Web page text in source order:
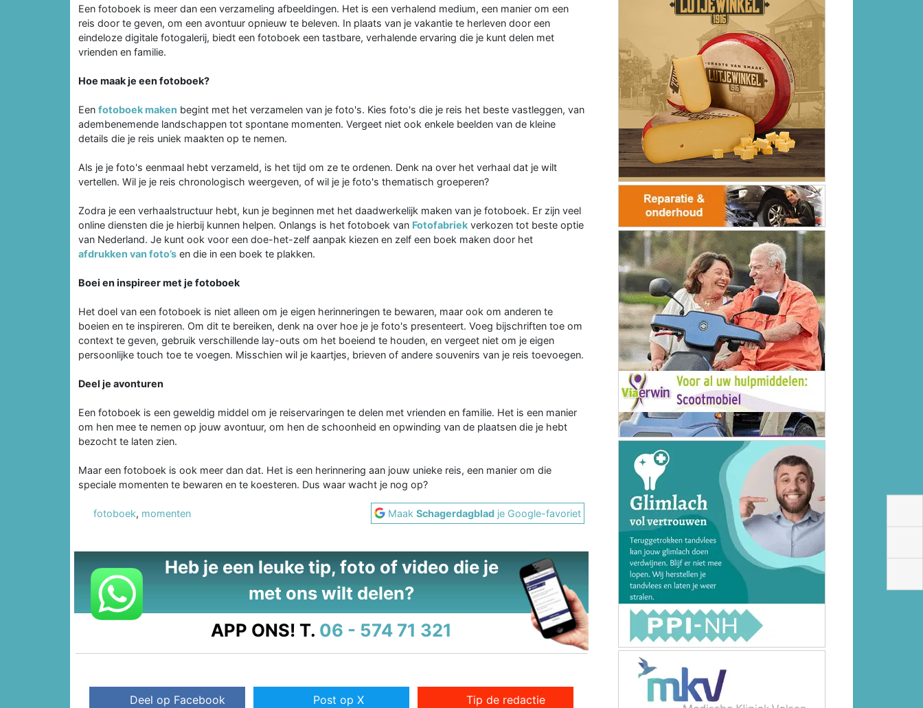
Een fotoboek is meer dan een verzameling afbeeldingen. Het is een verhalend medium, een manier om een
reis door te geven, om een avontuur opnieuw te beleven. In plaats van je vakantie te herleven door een
eindeloze digitale fotogalerij, biedt een fotoboek een tastbare, verhalende ervaring die je kunt delen met
vrienden en familie.
Hoe maak je een fotoboek?
Een fotoboek maken begint met het verzamelen van je foto's. Kies foto's die je reis het beste vastleggen, van
adembenemende landschappen tot spontane momenten. Vergeet niet ook enkele beelden van de kleine
details die je reis uniek maakten op te nemen.
Als je je foto's eenmaal hebt verzameld, is het tijd om ze te ordenen. Denk na over het verhaal dat je wilt
vertellen. Wil je je reis chronologisch weergeven, of wil je je foto's thematisch groeperen?
Zodra je een verhaalstructuur hebt, kun je beginnen met het daadwerkelijk maken van je fotoboek. Er zijn veel
online diensten die je hierbij kunnen helpen. Onlangs is het fotoboek van Fotofabriek verkozen tot beste optie
van Nederland. Je kunt ook voor een doe-het-zelf aanpak kiezen en zelf een boek maken door het
afdrukken van foto’s en die in een boek te plakken.
Boei en inspireer met je fotoboek
Het doel van een fotoboek is niet alleen om je eigen herinneringen te bewaren, maar ook om anderen te
boeien en te inspireren. Om dit te bereiken, denk na over hoe je je foto's presenteert. Voeg bijschriften toe om
context te geven, gebruik verschillende lay-outs om het boeiend te houden, en vergeet niet om je eigen
persoonlijke touch toe te voegen. Misschien wil je kaartjes, brieven of andere souvenirs van je reis toevoegen.
Deel je avonturen
Een fotoboek is een geweldig middel om je reiservaringen te delen met vrienden en familie. Het is een manier
om hen mee te nemen op jouw avontuur, om hen de schoonheid en opwinding van de plaatsen die je hebt
bezocht te laten zien.
Maar een fotoboek is ook meer dan dat. Het is een herinnering aan jouw unieke reis, een manier om die
speciale momenten te bewaren en te koesteren. Dus waar wacht je nog op?
fotoboek, momenten MaakSchagerdagblad je Google-favoriet
Heb je een leuke tip, foto of video die je
met ons wilt delen?
APP ONS! T. 06 - 574 71 321
Deel op Facebook Post op X Tip de redactie